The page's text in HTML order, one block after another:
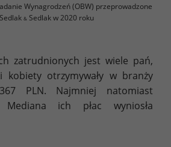
Wynagrodzeń (OBW) przeprowadzone
&Sedlak w 2020 roku
zatrudnionych jest wiele pań,
kobiety otrzymywały w branży
PLN. Najmniej natomiast
ich płac wyniosła